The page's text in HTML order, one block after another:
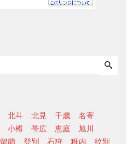
北斗 北見 千歳
名寄
小樽 帯広 恵庭
旭川
留萌 登別 石狩 稚内
紋別